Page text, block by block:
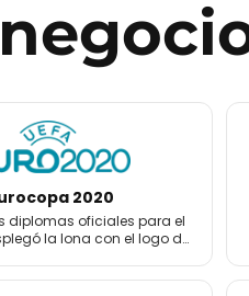
2020
diplomas oficiales para el
la lona con el logo de